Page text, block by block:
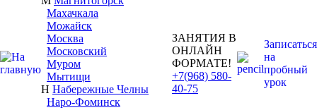
Махачкала
Можайск
Москва
Московский
Муром
Мытищи
Н Набережные Челны
Наро-Фоминск
ЗАНЯТИЯ В
ОНЛАЙН
ФОРМАТЕ!
+7(968) 580-
40-75
Записаться
на
пробный
урок